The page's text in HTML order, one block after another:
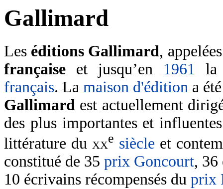
Gallimard
Les éditions Gallimard,
française et jusqu’en 1961
français. Lamaison d'édition a
Gallimard est actuellement
des plus importantes et
littérature du xxe siècle et
constitué de 35 prix Goncourt,
10 écrivains récompensés du prix